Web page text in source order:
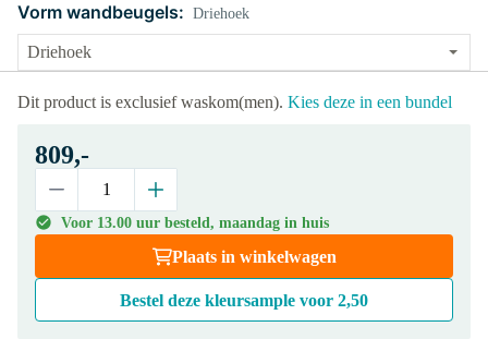
Vorm wandbeugels: Driehoek
Dit product is exclusief waskom(men). Kies deze in een bundel
809,-
Voor 13.00 uur besteld, maandag in huis
Plaats in winkelwagen
Bestel deze kleursample voor 2,50